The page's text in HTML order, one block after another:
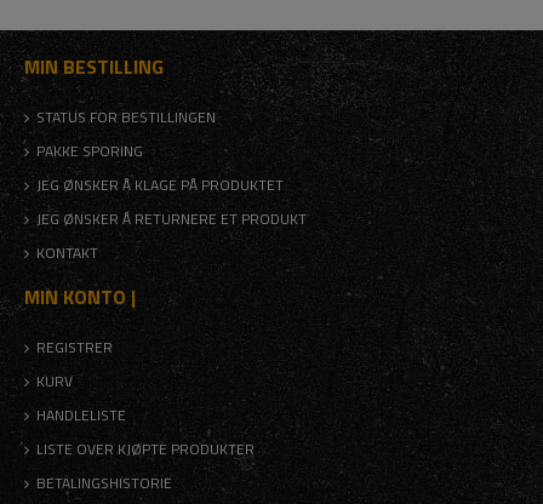
MIN BESTILLING
STATUS FOR BESTILLINGEN
PAKKE SPORING
JEG ØNSKER Å KLAGE PÅ PRODUKTET
JEG ØNSKER Å RETURNERE ET PRODUKT
KONTAKT
MIN KONTO |
REGISTRER
KURV
HANDLELISTE
LISTE OVER KJØPTE PRODUKTER
BETALINGSHISTORIE